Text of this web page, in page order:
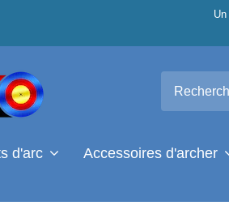
d'arc Accessoires d'archer